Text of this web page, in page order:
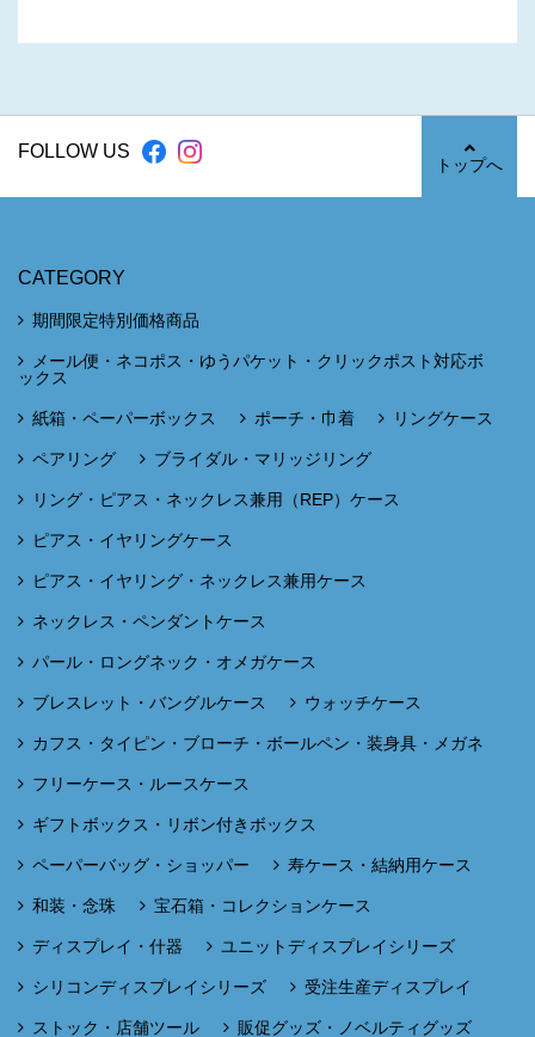
FOLLOW US
トップへ
CATEGORY
期間限定特別価格商品
メール便・ネコポス・ゆうパケット・クリックポスト対応ボ
ックス
紙箱・ペーパーボックス ポーチ・巾着 リングケース
ペアリング ブライダル・マリッジリング
リング・ピアス・ネックレス兼用（REP）ケース
ピアス・イヤリングケース
ピアス・イヤリング・ネックレス兼用ケース
ネックレス・ペンダントケース
パール・ロングネック・オメガケース
ブレスレット・バングルケース ウォッチケース
カフス・タイピン・ブローチ・ボールペン・装身具・メガネ
フリーケース・ルースケース
ギフトボックス・リボン付きボックス
ペーパーバッグ・ショッパー 寿ケース・結納用ケース
和装・念珠 宝石箱・コレクションケース
ディスプレイ・什器 ユニットディスプレイシリーズ
シリコンディスプレイシリーズ 受注生産ディスプレイ
ストック・店舗ツール 販促グッズ・ノベルティグッズ